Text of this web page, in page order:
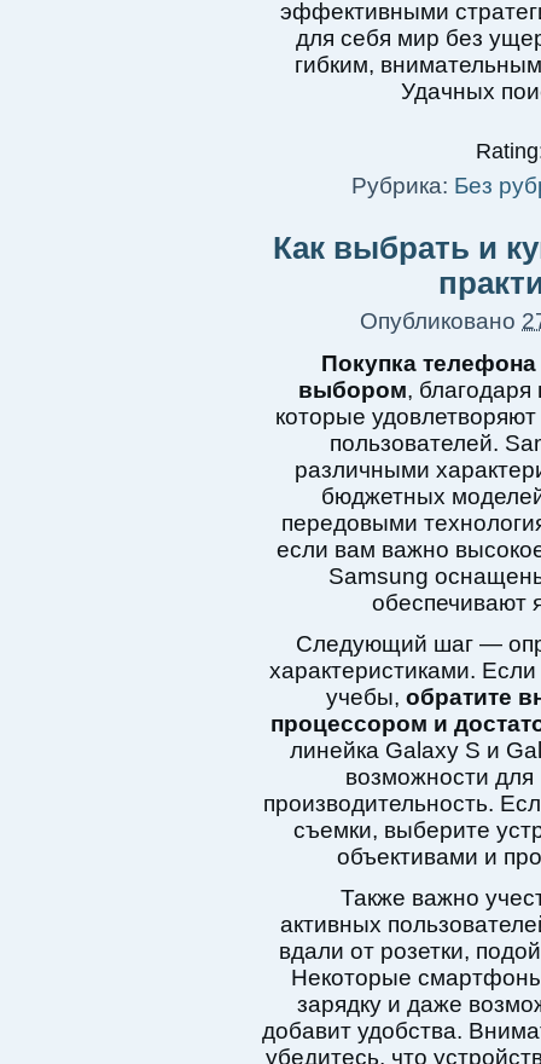
эффективными
для себя мир без
гибким,
Удачных
Рубрика: Без
Как выбрать и
Опубликовано
Покупка
выбором,
которые
пользователей.
различными
бюджетных
передовыми
если вам важно
Samsung
обеспечивают
Следующий шаг —
характеристиками.
учебы, обратите
процессором и
линейка Galaxy S и
возможности
производительность.
съемки, выберите
объективами и
Также важно
активных
вдали от розетки,
Некоторые
зарядку и даже
добавит удобства.
убедитесь, что